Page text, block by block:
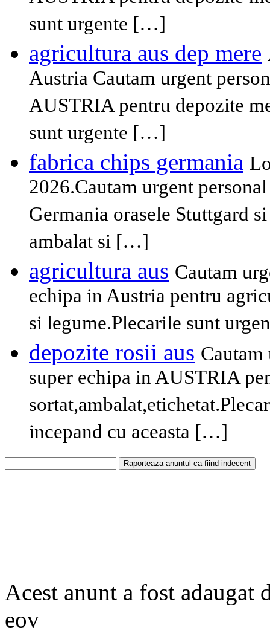
sunt urgente […]
agricultura aus dep mere
Austria Cautam urgent
AUSTRIA pentru depozite
sunt urgente […]
fabrica chips germania
2026.Cautam urgent
Germania orasele Stuttgard
ambalat si […]
agricultura aus Cautam
echipa in Austria pentru
si legume.Plecarile sunt
depozite rosii aus
super echipa in AUSTRIA
incepand cu aceasta […]
Acest anunt a fost adaugat
eov